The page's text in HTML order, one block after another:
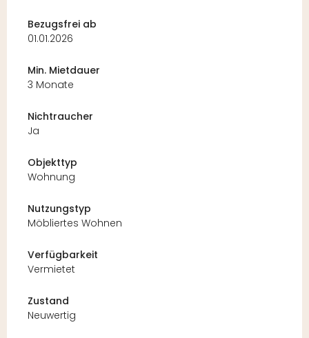
Bezugsfrei ab
01.01.2026
Min. Mietdauer
3 Monate
Nichtraucher
Ja
Objekttyp
Wohnung
Nutzungstyp
Möbliertes Wohnen
Verfügbarkeit
Vermietet
Zustand
Neuwertig